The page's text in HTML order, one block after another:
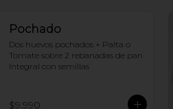
Pochado
Dos huevos pochados + Palta o
Tomate sobre 2 rebanadas de pan
Integral con semillas
$9.990